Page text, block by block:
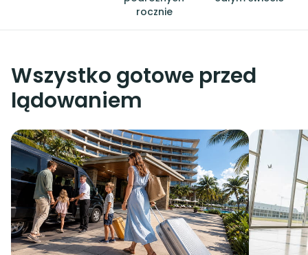
rocznie
Wszystko gotowe przed
lądowaniem